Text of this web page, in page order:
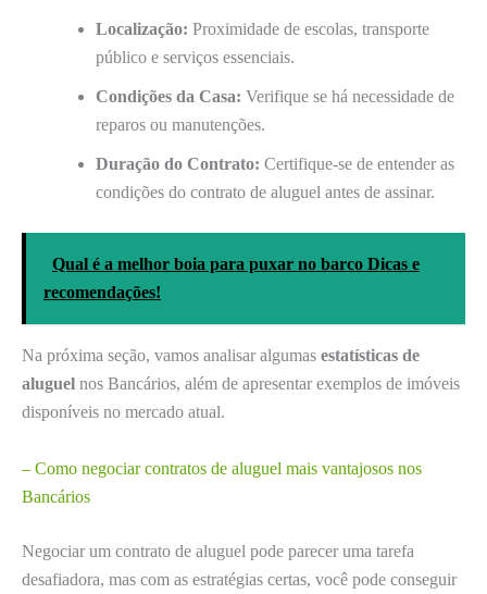
Localização: Proximidade de escolas, transporte
público e serviços essenciais.
Condições da Casa: Verifique se há necessidade de
reparos ou manutenções.
Duração do Contrato: Certifique-se de entender as
condições do contrato de aluguel antes de assinar.
Qual é a melhor boia para puxar no barco Dicas e
recomendações!
Na próxima seção, vamos analisar algumas estatísticas de
aluguel nos Bancários, além de apresentar exemplos de imóveis
disponíveis no mercado atual.
– Como negociar contratos de aluguel mais vantajosos nos
Bancários
Negociar um contrato de aluguel pode parecer uma tarefa
desafiadora, mas com as estratégias certas, você pode conseguir